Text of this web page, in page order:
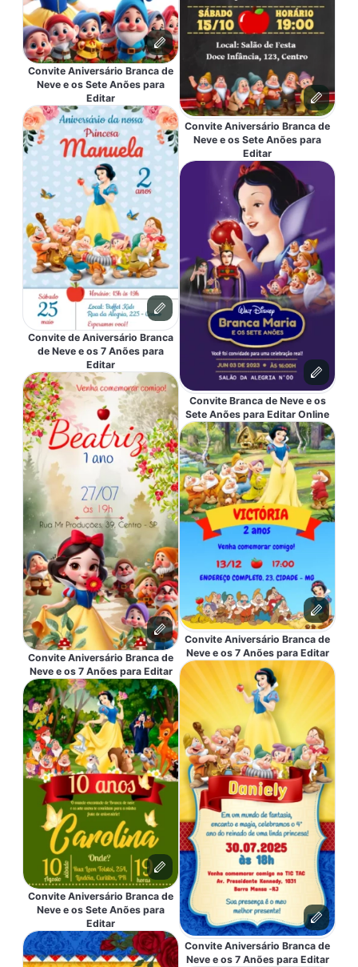
Convite Aniversário Branca de
Neve e os Sete Anões para
Editar
Convite de Aniversário Branca
de Neve e os 7 Anões para
Editar
Convite Aniversário Branca de
Neve e os 7 Anões para Editar
Convite Aniversário Branca de
Neve e os Sete Anões para
Editar
Convite Aniversário Branca de
Neve e os Sete Anões para
Editar
Convite Branca de Neve e os
Sete Anões para Editar Online
Convite Aniversário Branca de
Neve e os 7 Anões para Editar
Convite Aniversário Branca de
Neve e os 7 Anões para Editar